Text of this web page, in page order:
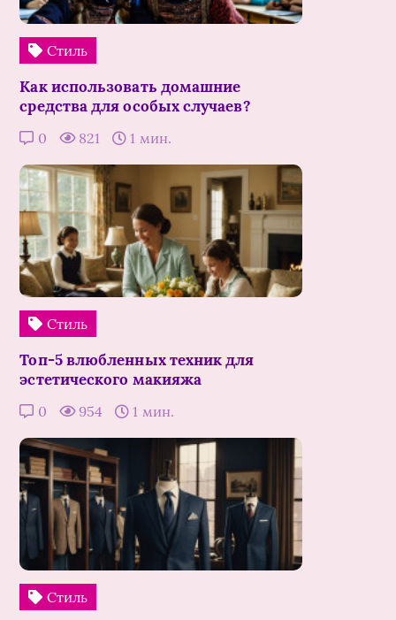
Стиль
Как использовать домашние
средства для особых случаев?
0 821 1 мин.
Стиль
Топ-5 влюбленных техник для
эстетического макияжа
0 954 1 мин.
Стиль